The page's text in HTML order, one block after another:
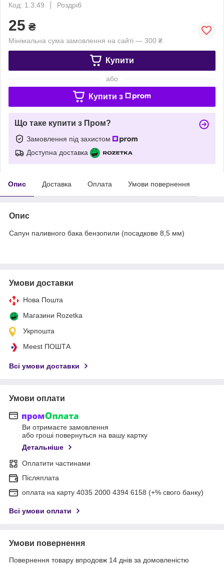
Код: 1.3.49
Роздріб
25 ₴
Мінімальна сума замовлення на сайті — 300 ₴
Купити
або
Купити з
Що таке купити з Пром?
Замовлення під захистом
Доступна доставка
Опис Доставка Оплата Умови повернення
Опис
Сапун паливного бака бензопили (посадкове 8,5 мм)
Умови доставки
Нова Пошта
Магазини Rozetka
Укрпошта
Meest ПОШТА
Всі умови доставки
Умови оплати
Ви отримаєте замовлення
або гроші повернуться на вашу картку
Детальніше
Оплатити частинами
Післяплата
оплата на карту 4035 2000 4394 6158 (+% свого банку)
Всі умови оплати
Умови повернення
Повернення товару впродовж 14 днів за домовленістю